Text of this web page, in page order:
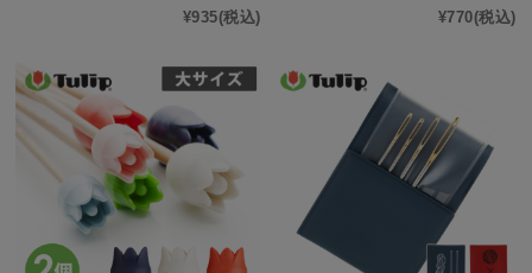
¥935(税込)
¥770(税込)